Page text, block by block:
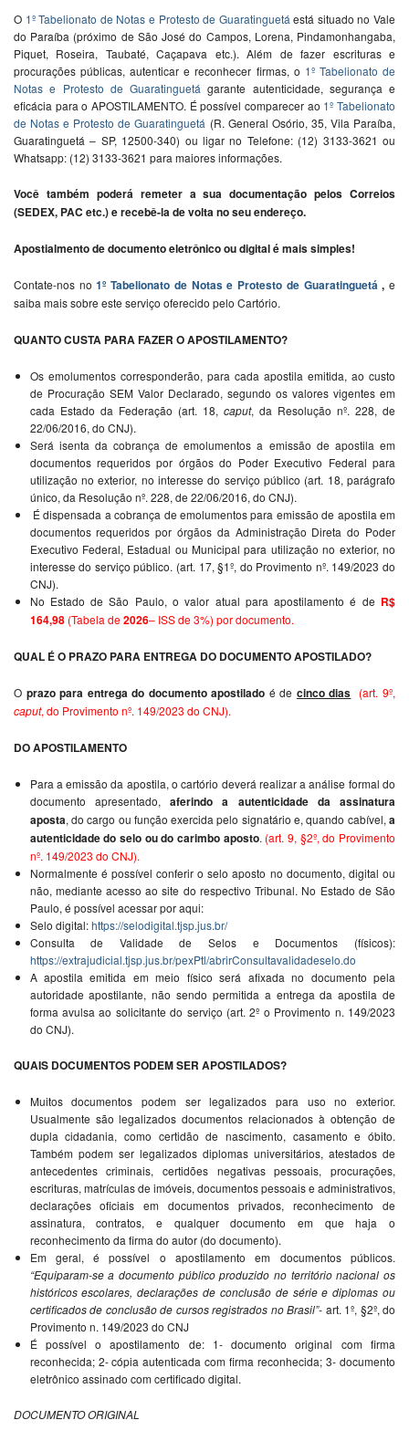
O 1º Tabelionato de Notas e Protesto de Guaratinguetá está situado no Vale
do Paraíba (próximo de São José do Campos, Lorena, Pindamonhangaba,
Piquet, Roseira, Taubaté, Caçapava etc.). Além de fazer escrituras e
procurações públicas, autenticar e reconhecer firmas, o 1º Tabelionato de
Notas e Protesto de Guaratinguetá garante autenticidade, segurança e
eficácia para o APOSTILAMENTO. É possível comparecer ao 1º Tabelionato
de Notas e Protesto de Guaratinguetá (R. General Osório, 35, Vila Paraíba,
Guaratinguetá – SP, 12500-340) ou ligar no Telefone: (12) 3133-3621 ou
Whatsapp: (12) 3133-3621 para maiores informações.
Você também poderá remeter a sua documentação pelos Correios
(SEDEX, PAC etc.) e recebê-la de volta no seu endereço.
Apostialmento de documento eletrônico ou digital é mais simples!
Contate-nos no1º Tabelionato de Notas e Protesto de Guaratinguetá, e
saiba mais sobre este serviço oferecido pelo Cartório.
QUANTO CUSTA PARA FAZER O APOSTILAMENTO?
Os emolumentos corresponderão, para cada apostila emitida, ao custo
de Procuração SEM Valor Declarado, segundo os valores vigentes em
cada Estado da Federação (art. 18, caput, da Resolução nº. 228, de
22/06/2016, do CNJ).
Será isenta da cobrança de emolumentos a emissão de apostila em
documentos requeridos por órgãos do Poder Executivo Federal para
utilização no exterior, no interesse do serviço público (art. 18, parágrafo
único, da Resolução nº. 228, de 22/06/2016, do CNJ).
É dispensada a cobrança de emolumentos para emissão de apostila em
documentos requeridos por órgãos da Administração Direta do Poder
Executivo Federal, Estadual ou Municipal para utilização no exterior, no
interesse do serviço público. (art. 17, §1º, do Provimento nº. 149/2023 do
CNJ).
No Estado de São Paulo, o valor atual para apostilamento é de R$
164,98(Tabela de2026– ISS de 3%) por documento.
QUAL É O PRAZO PARA ENTREGA DO DOCUMENTO APOSTILADO?
O prazo para entrega do documento apostilado é de cinco dias (art. 9º,
caput, do Provimento nº. 149/2023 do CNJ).
DO APOSTILAMENTO
Para a emissão da apostila, o cartório deverá realizar a análise formal do
documento apresentado,aferindo a autenticidade da assinatura
aposta, do cargo ou função exercida pelo signatário e, quando cabível, a
autenticidade do selo ou do carimbo aposto. (art. 9, §2º, do Provimento
nº. 149/2023 do CNJ).
Normalmente é possível conferir o selo aposto no documento, digital ou
não, mediante acesso ao site do respectivo Tribunal. No Estado de São
Paulo, é possível acessar por aqui:
Selo digital:https://selodigital.tjsp.jus.br/
Consulta de Validade de Selos e Documentos (físicos):
https://extrajudicial.tjsp.jus.br/pexPtl/abrirConsultavalidadeselo.do
A apostila emitida em meio físico será afixada no documento pela
autoridade apostilante, não sendo permitida a entrega da apostila de
forma avulsa ao solicitante do serviço (art. 2º o Provimento n. 149/2023
do CNJ).
QUAIS DOCUMENTOS PODEM SER APOSTILADOS?
Muitos documentos podem ser legalizados para uso no exterior.
Usualmente são legalizados documentos relacionados à obtenção de
dupla cidadania, como certidão de nascimento, casamento e óbito.
Também podem ser legalizados diplomas universitários, atestados de
antecedentes criminais, certidões negativas pessoais, procurações,
escrituras, matrículas de imóveis, documentos pessoais e administrativos,
declarações oficiais em documentos privados, reconhecimento de
assinatura, contratos, e qualquer documento em que haja o
reconhecimento da firma do autor (do documento).
Em geral, é possível o apostilamento em documentos públicos.
“Equiparam-se a documento público produzido no território nacional os
históricos escolares, declarações de conclusão de série e diplomas ou
certificados de conclusão de cursos registrados no Brasil”- art. 1º, §2º, do
Provimento n. 149/2023 do CNJ
É possível o apostilamento de: 1- documento original com firma
reconhecida; 2- cópia autenticada com firma reconhecida; 3- documento
eletrônico assinado com certificado digital.
DOCUMENTO ORIGINAL